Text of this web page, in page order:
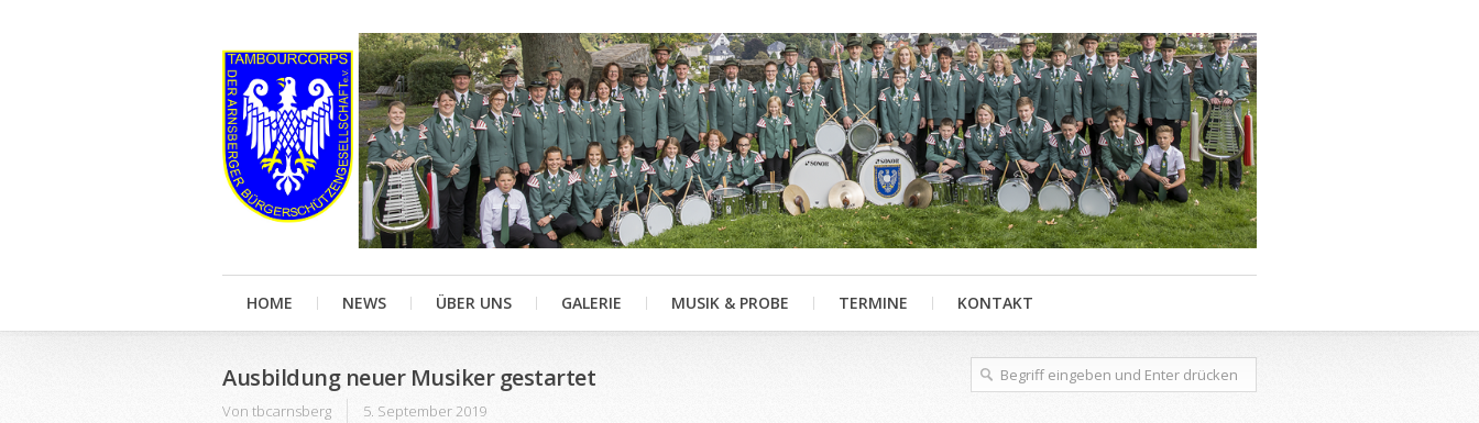
HOME NEWS ÜBER UNS GALERIE MUSIK & PROBE TERMINE KONTAKT
Ausbildung neuer Musiker gestartet
Von tbcarnsberg 5. September 2019